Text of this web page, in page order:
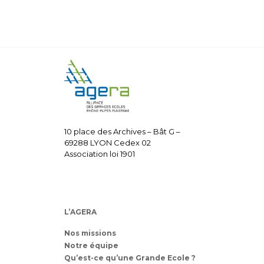
10 place des Archives – Bât G –
69288 LYON Cedex 02
Association loi 1901
L’AGERA
Nos missions
Notre équipe
Qu’est-ce qu’une Grande Ecole ?